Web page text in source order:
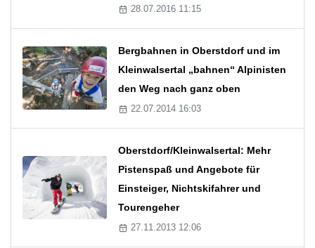
28.07.2016 11:15
Bergbahnen in Oberstdorf und im
Kleinwalsertal „bahnen“ Alpinisten
den Weg nach ganz oben
22.07.2014 16:03
Oberstdorf/Kleinwalsertal: Mehr
Pistenspaß und Angebote für
Einsteiger, Nichtskifahrer und
Tourengeher
27.11.2013 12:06